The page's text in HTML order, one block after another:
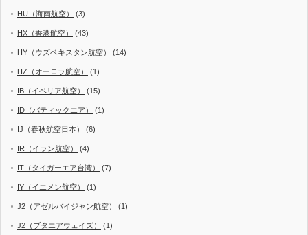
HU（海南航空） (3)
HX（香港航空） (43)
HY（ウズベキスタン航空） (14)
HZ（オーロラ航空） (1)
IB（イベリア航空） (15)
ID（バティックエア） (1)
IJ（春秋航空日本） (6)
IR（イラン航空） (4)
IT（タイガーエア台湾） (7)
IY（イエメン航空） (1)
J2（アゼルバイジャン航空） (1)
J2（ブタエアウェイズ） (1)